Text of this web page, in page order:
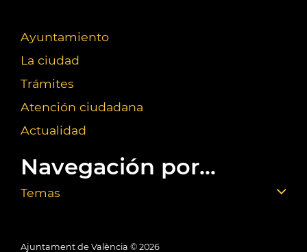
Ayuntamiento
La ciudad
Trámites
Atención ciudadana
Actualidad
Navegación por...
Temas
Ajuntament de València © 2026